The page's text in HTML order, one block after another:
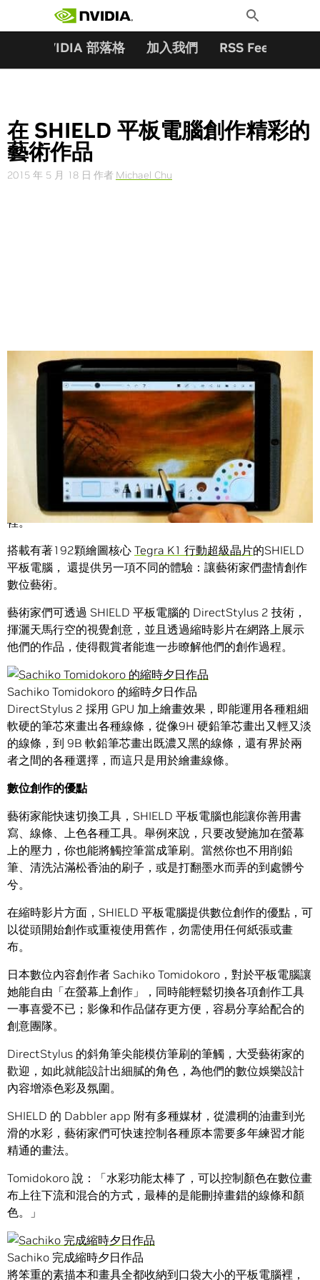
Toggle
Search
NVIDIA 部落格 加入我們 RSS Feeds
在 SHIELD 平板電腦創作精彩的
藝術作品
2015 年 5 月 18 日 作者 Michael Chu
Share
從在家串流播放 PC 遊戲到出門在外玩著 Android 平台上的
各款遊戲，SHIELD 平板電腦讓玩家們完全置身於遊戲世界
裡。
搭載有著192顆繪圖核心 Tegra K1 行動超級晶片的SHIELD
平板電腦， 還提供另一項不同的體驗：讓藝術家們盡情創作
數位藝術。
藝術家們可透過 SHIELD 平板電腦的 DirectStylus 2 技術，
揮灑天馬行空的視覺創意，並且透過縮時影片在網路上展示
他們的作品，使得觀賞者能進一步瞭解他們的創作過程。
Sachiko Tomidokoro 的縮時夕日作品
DirectStylus 2 採用 GPU 加上繪畫效果，即能運用各種粗細
軟硬的筆芯來畫出各種線條，從像9H 硬鉛筆芯畫出又輕又淡
的線條，到 9B 軟鉛筆芯畫出既濃又黑的線條，還有界於兩
者之間的各種選擇，而這只是用於繪畫線條。
數位創作的優點
藝術家能快速切換工具，SHIELD 平板電腦也能讓你善用書
寫、線條、上色各種工具。舉例來說，只要改變施加在螢幕
上的壓力，你也能將觸控筆當成筆刷。當然你也不用削鉛
筆、清洗沾滿松香油的刷子，或是打翻墨水而弄的到處髒兮
兮。
在縮時影片方面，SHIELD 平板電腦提供數位創作的優點，可
以從頭開始創作或重複使用舊作，勿需使用任何紙張或畫
布。
日本數位內容創作者 Sachiko Tomidokoro，對於平板電腦讓
她能自由「在螢幕上創作」，同時能輕鬆切換各項創作工具
一事喜愛不已；影像和作品儲存更方便，容易分享給配合的
創意團隊。
DirectStylus 的斜角筆尖能模仿筆刷的筆觸，大受藝術家的
歡迎，如此就能設計出細膩的角色，為他們的數位娛樂設計
內容增添色彩及氛圍。
SHIELD 的 Dabbler app 附有多種媒材，從濃稠的油畫到光
滑的水彩，藝術家們可快速控制各種原本需要多年練習才能
精通的畫法。
Tomidokoro 說：「水彩功能太棒了，可以控制顏色在數位畫
布上往下流和混合的方式，最棒的是能刪掉畫錯的線條和顏
色。」
Sachiko 完成縮時夕日作品
將笨重的素描本和畫具全都收納到口袋大小的平板電腦裡，